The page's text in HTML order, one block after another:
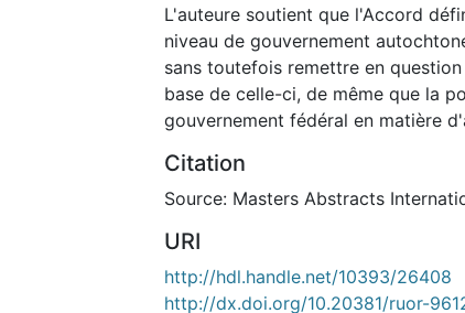
L'auteure soutient que l'Accord
niveau de gouvernement
sans toutefois remettre en
base de celle-ci, de même que la
gouvernement fédéral en matière
Citation
Source: Masters Abstracts
URI
http://hdl.handle.net/10393/26408
http://dx.doi.org/10.20381/ruor-